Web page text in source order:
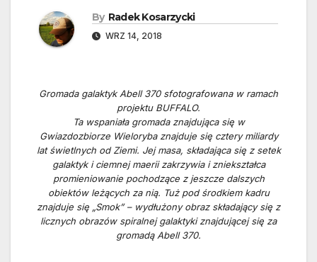
By Radek Kosarzycki
WRZ 14, 2018
Gromada galaktyk Abell 370 sfotografowana w ramach
projektu BUFFALO.
Ta wspaniała gromada znajdująca się w
Gwiazdozbiorze Wieloryba znajduje się cztery miliardy
lat świetlnych od Ziemi. Jej masa, składająca się z setek
galaktyk i ciemnej maerii zakrzywia i zniekształca
promieniowanie pochodzące z jeszcze dalszych
obiektów leżących za nią. Tuż pod środkiem kadru
znajduje się „Smok” – wydłużony obraz składający się z
licznych obrazów spiralnej galaktyki znajdującej się za
gromadą Abell 370.